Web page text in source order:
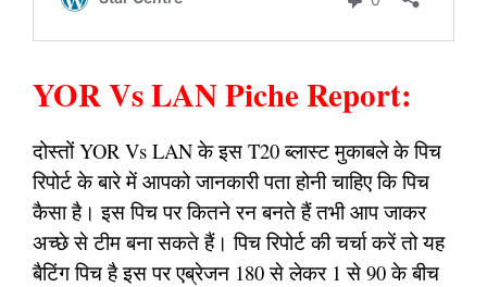
YOR Vs LAN Piche Report:
दोस्तों YOR Vs LAN के इस T20 ब्लास्ट मुकाबले के पिच
रिपोर्ट के बारे में आपको जानकारी पता होनी चाहिए कि पिच
कैसा है। इस पिच पर कितने रन बनते हैं तभी आप जाकर
अच्छे से टीम बना सकते हैं। पिच रिपोर्ट की चर्चा करें तो यह
बैटिंग पिच है इस पर एब्रेजन 180 से लेकर 1 से 90 के बीच